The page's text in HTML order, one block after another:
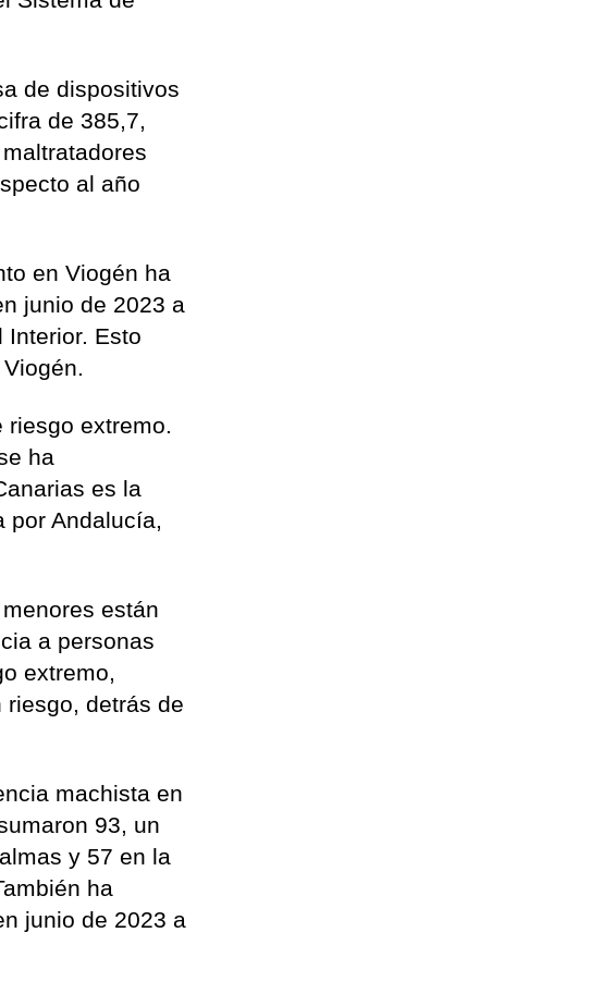
de dispositivos
de 385,7,
al año
en Viogén ha
junio de 2023 a
Interior. Esto
extremo.
ha
es la
por Andalucía,
están
a personas
extremo,
detrás de
machista en
93, un
y 57 en la
ha
junio de 2023 a